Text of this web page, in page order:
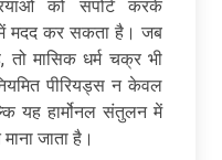
को सपोर्ट करके
में मदद कर सकता है। जब
मासिक धर्म चक्र भी
पीरियड्स न केवल
यह हार्मोनल संतुलन में
जाता है।